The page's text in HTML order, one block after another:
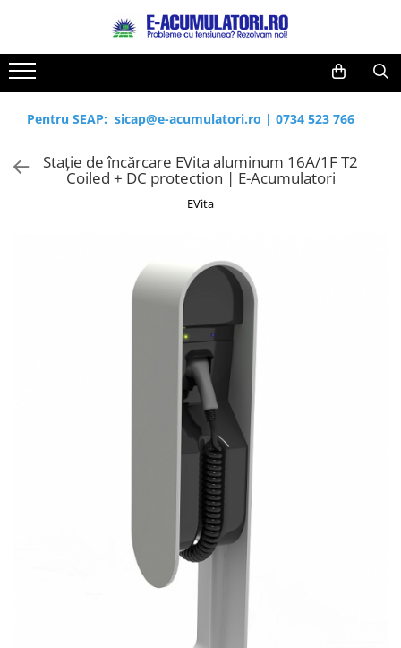
Toate Produsele
Acumulatori, Baterii si Incarcatoare
Uzuale
Baterii alcaline
Baterii litiu
Panouri fotovoltaice si accesorii
Reduceri de vara
Cabluri
Acumulatori
Prelungitoare
Panouri fotovoltaice
Pentru SEAP: sicap@e-acumulatori.ro | 0734 523 766
Stație de încărcare EVita aluminum 16A/1F T2
Coiled + DC protection | E-Acumulatori
EVita